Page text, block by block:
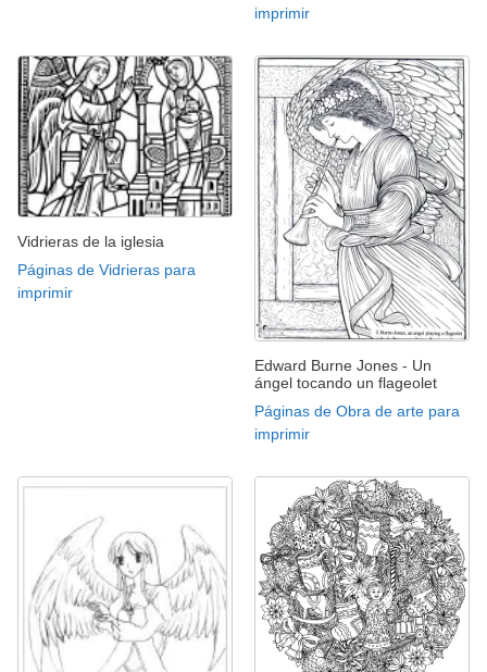
imprimir
Vidrieras de la iglesia
Páginas de Vidrieras para
imprimir
Edward Burne Jones - Un
ángel tocando un flageolet
Páginas de Obra de arte para
imprimir